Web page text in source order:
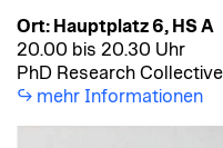
Ort: Hauptplatz 6, HS A
20.00 bis 20.30 Uhr
PhD Research
mehr Informationen